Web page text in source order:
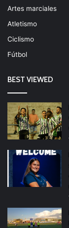
Artes marciales
Atletismo
Ciclismo
Fútbol
BEST VIEWED